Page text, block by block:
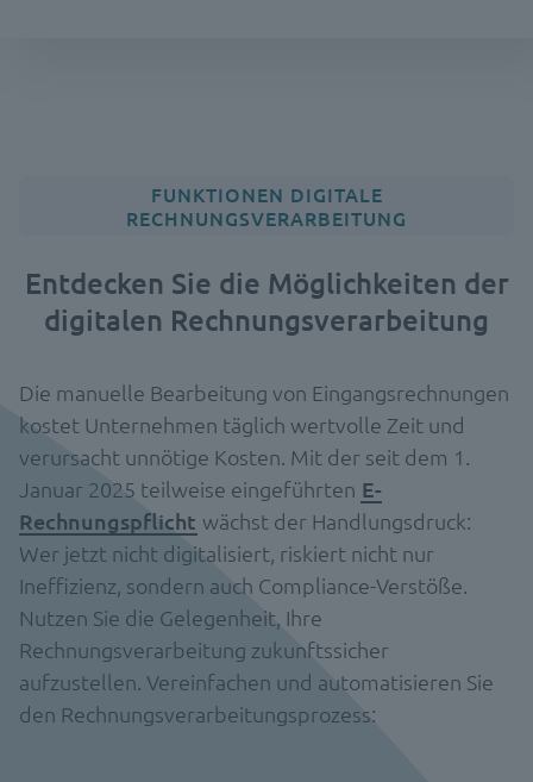
FUNKTIONEN DIGITALE
RECHNUNGSVERARBEITUNG
Entdecken Sie die Möglichkeiten der
digitalen Rechnungsverarbeitung
Die manuelle Bearbeitung von Eingangsrechnungen
kostet Unternehmen täglich wertvolle Zeit und
verursacht unnötige Kosten. Mit der seit dem 1.
Januar 2025 teilweise eingeführten E-
Rechnungspflicht wächst der Handlungsdruck:
Wer jetzt nicht digitalisiert, riskiert nicht nur
Ineffizienz, sondern auch Compliance-Verstöße.
Nutzen Sie die Gelegenheit, Ihre
Rechnungsverarbeitung zukunftssicher
aufzustellen. Vereinfachen und automatisieren Sie
den Rechnungsverarbeitungsprozess: